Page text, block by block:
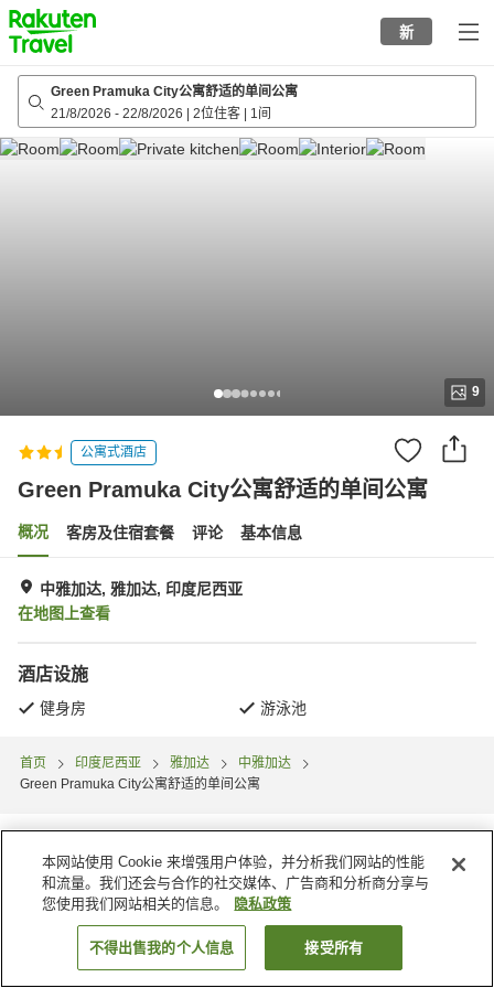
to
top
page
新
Green Pramuka City公寓舒适的单间公寓
21/8/2026 - 22/8/2026 2位住客 1间
9
公寓式酒店
Green Pramuka City公寓舒适的单间公寓
概况 客房及住宿套餐 评论 基本信息
中雅加达, 雅加达, 印度尼西亚
在地图上查看
酒店设施
健身房 游泳池
首页 印度尼西亚 雅加达
中雅加达
Green Pramuka City公寓舒适的单间公寓
搜索客房
本网站使用 Cookie 来增强用户体验，并分析我们网站的性能
和流量。我们还会与合作的社交媒体、广告商和分析商分享与
您使用我们网站相关的信息。
隐私政策
不得出售我的个人信息 接受所有